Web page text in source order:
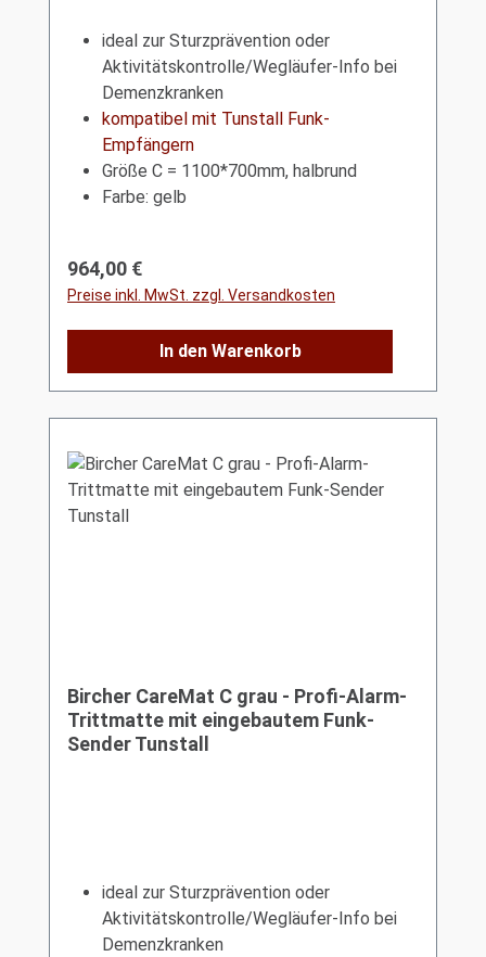
ideal zur Sturzprävention oder
Aktivitätskontrolle/Wegläufer-Info bei
Demenzkranken
kompatibel mit Tunstall Funk-
Empfängern
Größe C = 1100*700mm, halbrund
Farbe: gelb
Regulärer Preis:
964,00 €
Preise inkl. MwSt. zzgl. Versandkosten
In den Warenkorb
Bircher CareMat C grau - Profi-Alarm-
Trittmatte mit eingebautem Funk-
Sender Tunstall
ideal zur Sturzprävention oder
Aktivitätskontrolle/Wegläufer-Info bei
Demenzkranken